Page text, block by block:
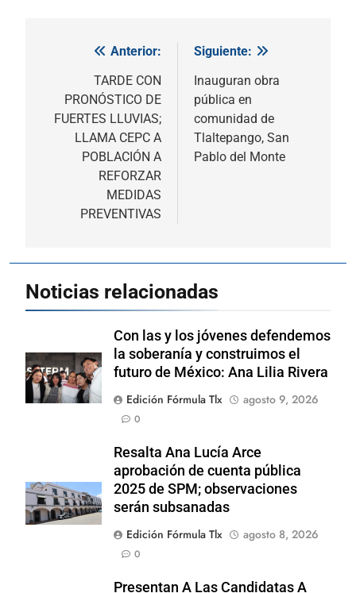
Navegación
entradas
Anterior:
TARDE CON
PRONÓSTICO DE
FUERTES LLUVIAS;
LLAMA CEPC A
POBLACIÓN A
REFORZAR
MEDIDAS
PREVENTIVAS
Siguiente:
Inauguran obra
pública en
comunidad de
Tlaltepango, San
Pablo del Monte
Noticias relacionadas
Con las y los jóvenes defendemos
la soberanía y construimos el
futuro de México: Ana Lilia Rivera
Edición Fórmula Tlx
agosto 9, 2026
0
Resalta Ana Lucía Arce
aprobación de cuenta pública
2025 de SPM; observaciones
serán subsanadas
Edición Fórmula Tlx
agosto 8, 2026
0
Presentan A Las Candidatas A